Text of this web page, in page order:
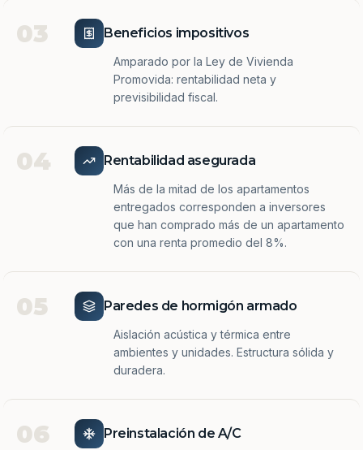
03 Beneficios impositivos
Amparado por la Ley de Vivienda
Promovida: rentabilidad neta y
previsibilidad fiscal.
04 Rentabilidad asegurada
Más de la mitad de los apartamentos
entregados corresponden a inversores
que han comprado más de un apartamento
con una renta promedio del 8%.
05 Paredes de hormigón armado
Aislación acústica y térmica entre
ambientes y unidades. Estructura sólida y
duradera.
06 Preinstalación de A/C